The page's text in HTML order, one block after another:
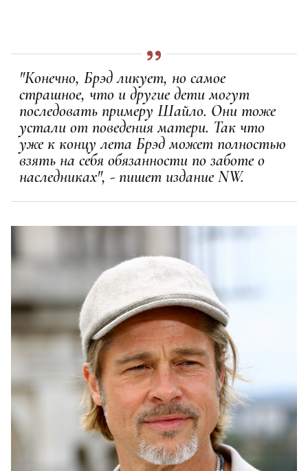
"Конечно, Брэд ликует, но самое
страшное, что и другие дети могут
последовать примеру Шайло. Они тоже
устали от поведения матери. Так что
уже к концу лета Брэд может полностью
взять на себя обязанности по заботе о
наследниках", - пишет издание NW.